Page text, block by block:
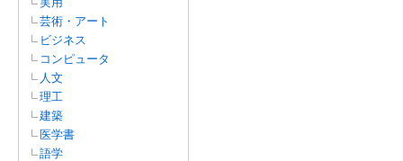
芸術・アート
ビジネス
コンピュータ
人文
理工
建築
医学書
語学